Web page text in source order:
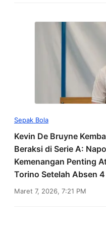
Sepak Bola
Kevin De Bruyne
Beraksi di Serie A:
Kemenangan Penting
Torino Setelah Absen
Maret 7, 2026, 7:21 PM